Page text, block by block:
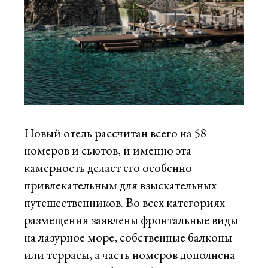
Новый отель рассчитан всего на 58
номеров и сьютов, и именно эта
камерность делает его особенно
привлекательным для взыскательных
путешественников. Во всех категориях
размещения заявлены фронтальные виды
на лазурное море, собственные балконы
или террасы, а часть номеров дополнена